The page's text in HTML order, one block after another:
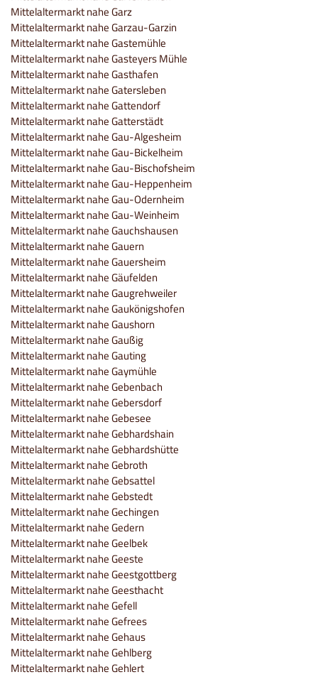
Mittelaltermarkt nahe Garz
Mittelaltermarkt nahe Garzau-Garzin
Mittelaltermarkt nahe Gastemühle
Mittelaltermarkt nahe Gasteyers Mühle
Mittelaltermarkt nahe Gasthafen
Mittelaltermarkt nahe Gatersleben
Mittelaltermarkt nahe Gattendorf
Mittelaltermarkt nahe Gatterstädt
Mittelaltermarkt nahe Gau-Algesheim
Mittelaltermarkt nahe Gau-Bickelheim
Mittelaltermarkt nahe Gau-Bischofsheim
Mittelaltermarkt nahe Gau-Heppenheim
Mittelaltermarkt nahe Gau-Odernheim
Mittelaltermarkt nahe Gau-Weinheim
Mittelaltermarkt nahe Gauchshausen
Mittelaltermarkt nahe Gauern
Mittelaltermarkt nahe Gauersheim
Mittelaltermarkt nahe Gäufelden
Mittelaltermarkt nahe Gaugrehweiler
Mittelaltermarkt nahe Gaukönigshofen
Mittelaltermarkt nahe Gaushorn
Mittelaltermarkt nahe Gaußig
Mittelaltermarkt nahe Gauting
Mittelaltermarkt nahe Gaymühle
Mittelaltermarkt nahe Gebenbach
Mittelaltermarkt nahe Gebersdorf
Mittelaltermarkt nahe Gebesee
Mittelaltermarkt nahe Gebhardshain
Mittelaltermarkt nahe Gebhardshütte
Mittelaltermarkt nahe Gebroth
Mittelaltermarkt nahe Gebsattel
Mittelaltermarkt nahe Gebstedt
Mittelaltermarkt nahe Gechingen
Mittelaltermarkt nahe Gedern
Mittelaltermarkt nahe Geelbek
Mittelaltermarkt nahe Geeste
Mittelaltermarkt nahe Geestgottberg
Mittelaltermarkt nahe Geesthacht
Mittelaltermarkt nahe Gefell
Mittelaltermarkt nahe Gefrees
Mittelaltermarkt nahe Gehaus
Mittelaltermarkt nahe Gehlberg
Mittelaltermarkt nahe Gehlert